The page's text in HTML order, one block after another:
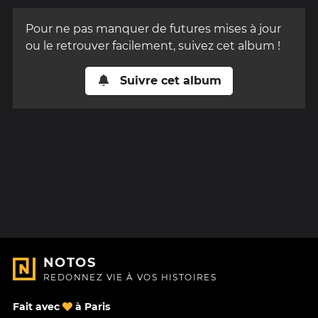
Pour ne pas manquer de futures mises à jour
ou le retrouver facilement, suivez cet album !
Suivre cet album
NOTOS
REDONNEZ VIE À VOS HISTOIRES
Fait avec à Paris